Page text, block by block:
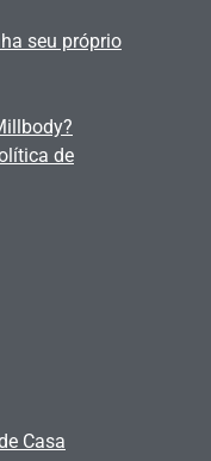
seu próprio
de
Casa